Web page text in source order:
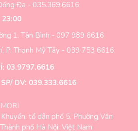
Đa - 035.369.6616
23:00
1, Tân Bình - 097 989 6616
P. Thạnh Mỹ Tây - 039 753 6616
03.9797.6616
DV: 039.333.6616
tổ dân phố 5, Phường Văn
phố Hà Nội, Việt Nam